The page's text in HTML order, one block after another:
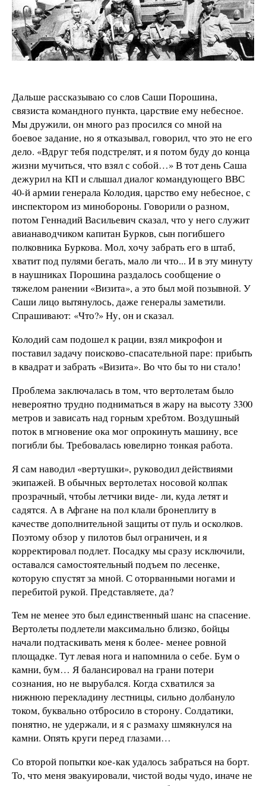
Дальше рассказываю со слов Саши Порошина,
связиста командного пункта, царствие ему небесное.
Мы дружили, он много раз просился со мной на
боевое задание, но я отказывал, говорил, что это не его
дело. «Вдруг тебя подстрелят, и я потом буду до конца
жизни мучиться, что взял с собой…» В тот день Саша
дежурил на КП и слышал диалог командующего ВВС
40-й армии генерала Колодия, царство ему небесное, с
инспектором из минобороны. Говорили о разном,
потом Геннадий Васильевич сказал, что у него служит
авианаводчиком капитан Бурков, сын погибшего
полковника Буркова. Мол, хочу забрать его в штаб,
хватит под пулями бегать, мало ли что... И в эту минуту
в наушниках Порошина раздалось сообщение о
тяжелом ранении «Визита», а это был мой позывной. У
Саши лицо вытянулось, даже генералы заметили.
Спрашивают: «Что?» Ну, он и сказал.
Колодий сам подошел к рации, взял микрофон и
поставил задачу поисково-спасательной паре: прибыть
в квадрат и забрать «Визита». Во что бы то ни стало!
Проблема заключалась в том, что вертолетам было
невероятно трудно подниматься в жару на высоту 3300
метров и зависать над горным хребтом. Воздушный
поток в мгновение ока мог опрокинуть машину, все
погибли бы. Требовалась ювелирно тонкая работа.
Я сам наводил «вертушки», руководил действиями
экипажей. В обычных вертолетах носовой колпак
прозрачный, чтобы летчики виде- ли, куда летят и
садятся. А в Афгане на пол клали бронеплиту в
качестве дополнительной защиты от пуль и осколков.
Поэтому обзор у пилотов был ограничен, и я
корректировал подлет. Посадку мы сразу исключили,
оставался самостоятельный подъем по лесенке,
которую спустят за мной. С оторванными ногами и
перебитой рукой. Представляете, да?
Тем не менее это был единственный шанс на спасение.
Вертолеты подлетели максимально близко, бойцы
начали подтаскивать меня к более- менее ровной
площадке. Тут левая нога и напомнила о себе. Бум о
камни, бум… Я балансировал на грани потери
сознания, но не вырубался. Когда схватился за
нижнюю перекладину лестницы, сильно долбануло
током, буквально отбросило в сторону. Солдатики,
понятно, не удержали, и я с размаху шмякнулся на
камни. Опять круги перед глазами…
Со второй попытки кое-как удалось забраться на борт.
То, что меня эвакуировали, чистой воды чудо, иначе не